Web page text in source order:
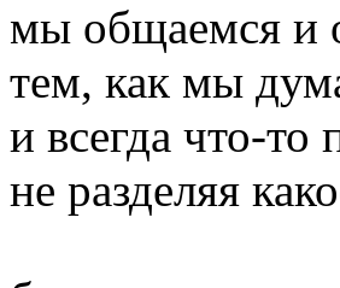
мы общаемся и
тем, как мы
и всегда что-то
не разделяя